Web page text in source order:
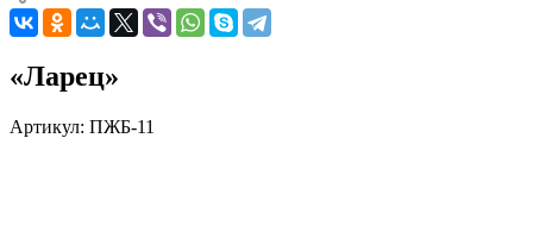
«Ларец»
Артикул: ПЖБ-11